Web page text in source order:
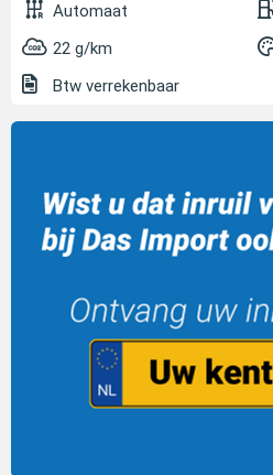
Automaat
22 g/km
Btw verrekenbaar